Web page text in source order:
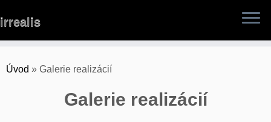
to
irrealis
Úvod » Galerie realizácií
Galerie realizácií